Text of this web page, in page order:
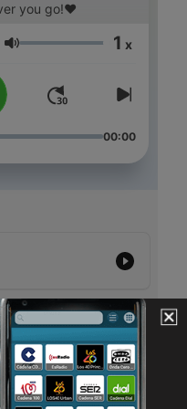
you go!❤
Volumen 1 x
00:00
detect Omicron